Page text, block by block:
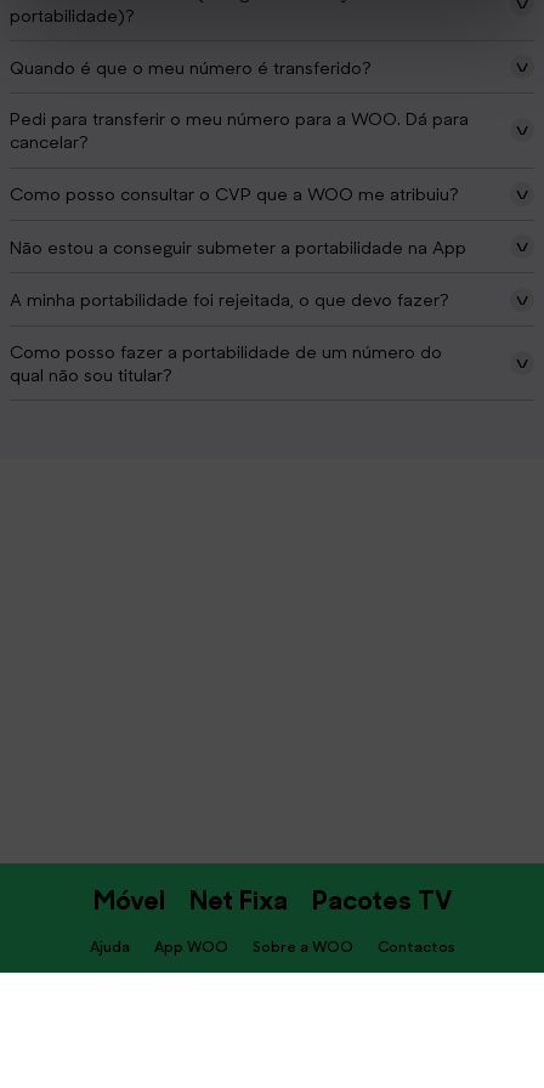
portabilidade)?
Quando é que o meu número é transferido?
Pedi para transferir o meu número para a WOO. Dá para
cancelar?
Como posso consultar o CVP que a WOO me atribuiu?
Não estou a conseguir submeter a portabilidade na App
A minha portabilidade foi rejeitada, o que devo fazer?
Como posso fazer a portabilidade de um número do
qual não sou titular?
Móvel Net Fixa Pacotes TV
Ajuda App WOO Sobre a WOO
Contactos